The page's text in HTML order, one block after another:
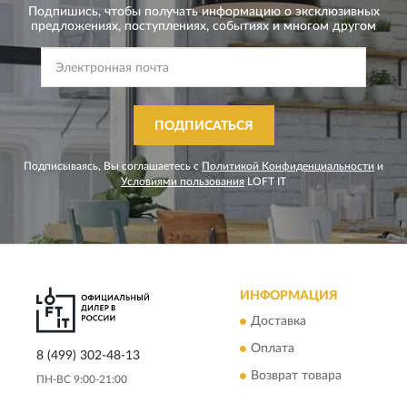
Подпишись, чтобы получать информацию о эксклюзивных
предложениях, поступлениях, событиях и многом другом
ПОДПИСАТЬСЯ
Подписываясь, Вы соглашаетесь с Политикой Конфиденциальности и
Условиями пользования LOFT IT
8 (499) 302-48-13
ПН-ВС 9:00-21:00
ИНФОРМАЦИЯ
Доставка
Оплата
Возврат товара